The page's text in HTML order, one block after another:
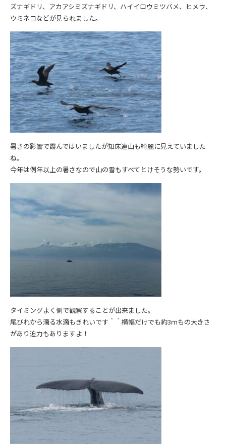
ズナギドリ、アカアシミズナギドリ、ハイイロウミツバメ、ヒメウ、
ウミネコなどが見られました。
暑さの影響で霞んではいましたが知床連山も綺麗に見えていました
ね。
今年は例年以上の暑さなので山の雪もすべてとけそうな勢いです。
タイミングよく側で観察することが出来ました。
尾びれから滴る水滴もきれいです＾＾横幅だけでも約3ｍもの大きさ
があり迫力もありますよ！